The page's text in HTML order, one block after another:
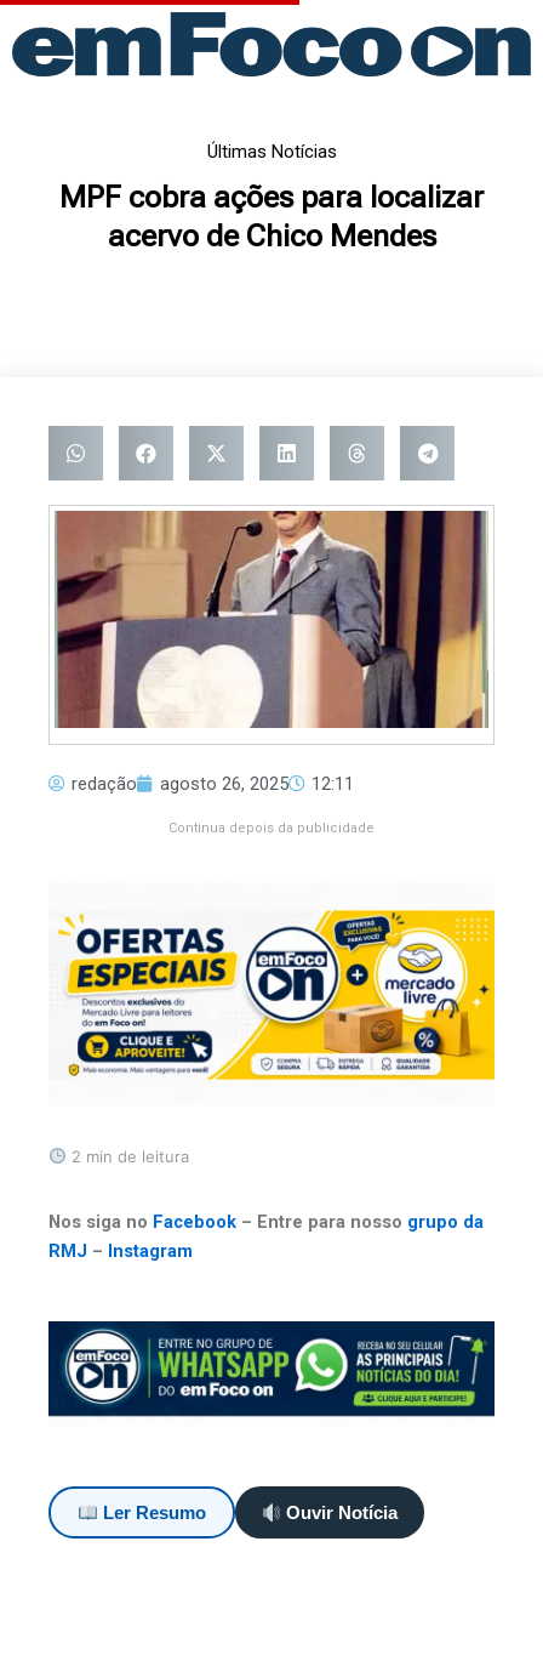
para
Últimas Notícias
MPF cobra ações para localizar
acervo de Chico Mendes
redação agosto 26, 2025 12:11
Continua depois da publicidade
2 min de leitura
Nos siga no Facebook – Entre para nosso grupo da
RMJ – Instagram
Ler Resumo Ouvir Notícia